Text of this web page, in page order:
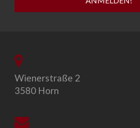
Wienerstraße 2
3580 Horn